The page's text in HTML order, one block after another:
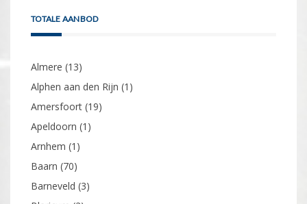
TOTALE AANBOD
Almere (13)
Alphen aan den Rijn (1)
Amersfoort (19)
Apeldoorn (1)
Arnhem (1)
Baarn (70)
Barneveld (3)